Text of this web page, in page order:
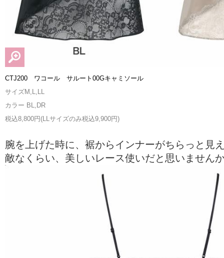
CTJ200 ワコール サルート00Gキャミソール
サイズM,L,LL
カラー BL,DR
税込8,800円(LLサイズのみ税込9,900円)
腕を上げた時に、裾からインナーがちらっと見
敵なくらい、美しいレース使いだと思いません